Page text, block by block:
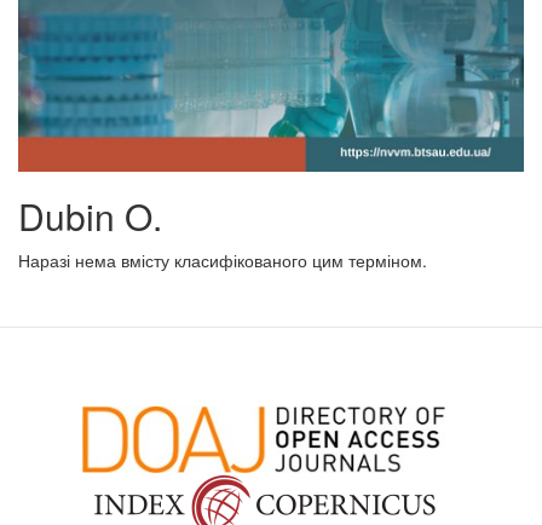
Dubin O.
Наразі нема вмісту класифікованого цим терміном.